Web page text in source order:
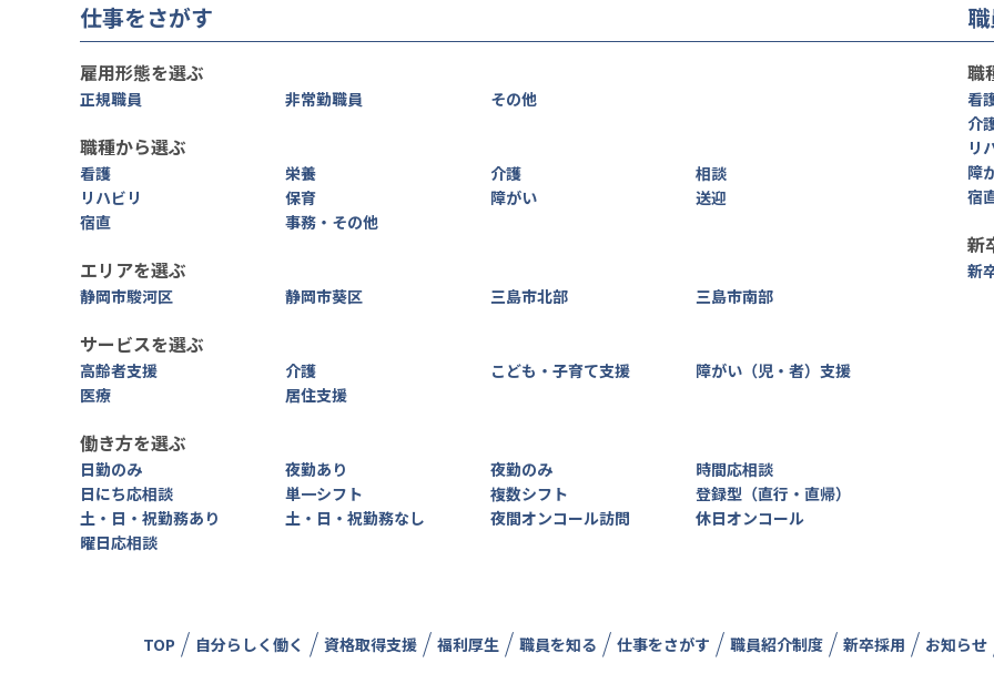
仕事をさがす
雇用形態を選ぶ
正規職員 非常勤職員 その他
職種から選ぶ
看護 栄養 介護
相談
リハビリ
保育 障がい
送迎
宿直
事務・その他
エリアを選ぶ
静岡市駿河区 静岡市葵区 三島市北部 三島市南部
サービスを選ぶ
高齢者支援 介護 こども・子育て支援
障がい（児・者）支援
医療
居住支援
働き方を選ぶ
日勤のみ 夜勤あり 夜勤のみ
時間応相談
日にち応相談
単一シフト 複数シフト
登録型（直行・直帰）
土・日・祝勤務あり
土・日・祝勤務なし 夜間オンコール訪問
休日オンコール
曜日応相談
職
看
介
リ
障
宿
新
新
TOP 自分らしく働く 資格取得支援 福利厚生 職員を知る 仕事をさがす 職員紹介制度 新卒採用 お知らせ